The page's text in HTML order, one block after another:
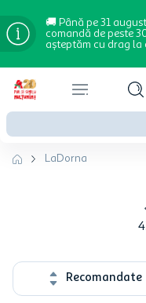
🚚 Până pe 31
comandă de peste
așteptăm cu drag la
LaDorna
Recomandate